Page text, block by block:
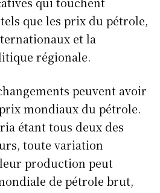
S'ABONNER
que les prix du pétrole,
et la
régionale.
peuvent avoir
mondiaux du pétrole.
étant tous deux des
toute variation
production peut
de pétrole brut,